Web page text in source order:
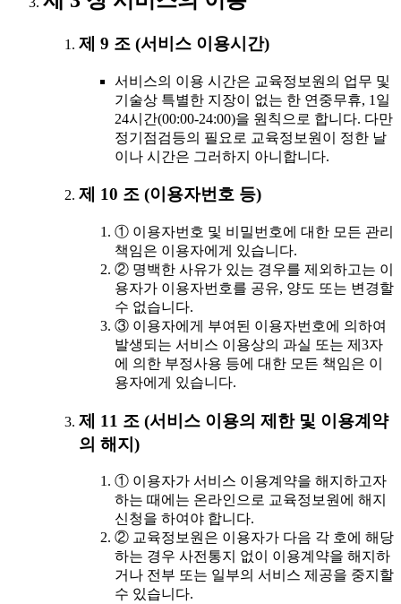
제 9 조 (서비스 이용시간)
서비스의 이용 시간은 교육정보원의 업무 및
기술상 특별한 지장이 없는 한 연중무휴, 1일
24시간(00:00-24:00)을 원칙으로 합니다. 다만
정기점검등의 필요로 교육정보원이 정한 날
이나 시간은 그러하지 아니합니다.
제 10 조 (이용자번호 등)
① 이용자번호 및 비밀번호에 대한 모든 관리
책임은 이용자에게 있습니다.
② 명백한 사유가 있는 경우를 제외하고는 이
용자가 이용자번호를 공유, 양도 또는 변경할
수 없습니다.
③ 이용자에게 부여된 이용자번호에 의하여
발생되는 서비스 이용상의 과실 또는 제3자
에 의한 부정사용 등에 대한 모든 책임은 이
용자에게 있습니다.
제 11 조 (서비스 이용의 제한 및 이용계약
의 해지)
① 이용자가 서비스 이용계약을 해지하고자
하는 때에는 온라인으로 교육정보원에 해지
신청을 하여야 합니다.
② 교육정보원은 이용자가 다음 각 호에 해당
하는 경우 사전통지 없이 이용계약을 해지하
거나 전부 또는 일부의 서비스 제공을 중지할
수 있습니다.